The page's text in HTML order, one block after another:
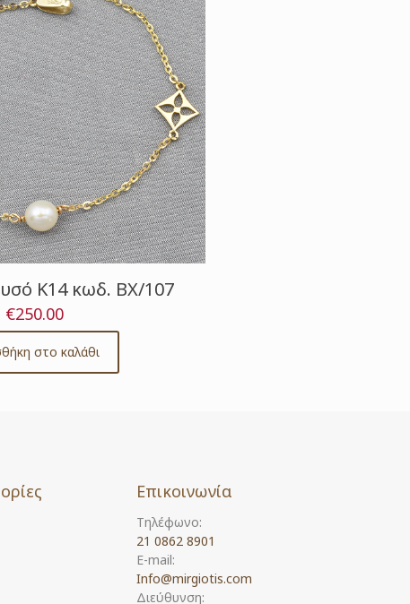
Κ14 κωδ. ΒΧ/107
€250.00
στο καλάθι
Επικοινωνία
Τηλέφωνο:
21 0862 8901
E-mail:
Info@mirgiotis.com
Διεύθυνση: